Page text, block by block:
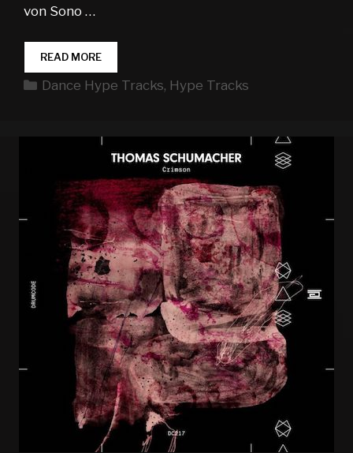
von Sono …
READ MOREDANCE
HYPE
TRACKS
Kategorien
Dance Hype Tracks, Hype Tracks